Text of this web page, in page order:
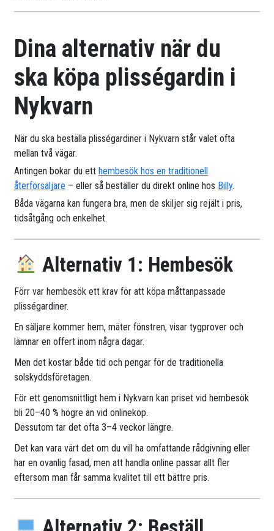
Dina alternativ när du
ska köpa plisségardin i
Nykvarn
När du ska beställa plisségardiner i Nykvarn står valet ofta
mellan två vägar.
Antingen bokar du etthembesök hos en traditionell
återförsäljare – eller så beställer du direkt online hos Billy.
Båda vägarna kan fungera bra, men de skiljer sig rejält i pris,
tidsåtgång och enkelhet.
Alternativ 1: Hembesök
Förr var hembesök ett krav för att köpa måttanpassade
plisségardiner.
En säljare kommer hem, mäter fönstren, visar tygprover och
lämnar en offert inom några dagar.
Men det kostar både tid och pengar för de traditionella
solskyddsföretagen.
För ett genomsnittligt hem i Nykvarn kan priset vid hembesök
bli 20–40 % högre än vid onlineköp.
Dessutom tar det ofta 3–4 veckor längre.
Det kan vara värt det om du vill ha omfattande rådgivning eller
har en ovanlig fasad, men att handla online passar allt fler
eftersom man får samma kvalitet till ett bättre pris.